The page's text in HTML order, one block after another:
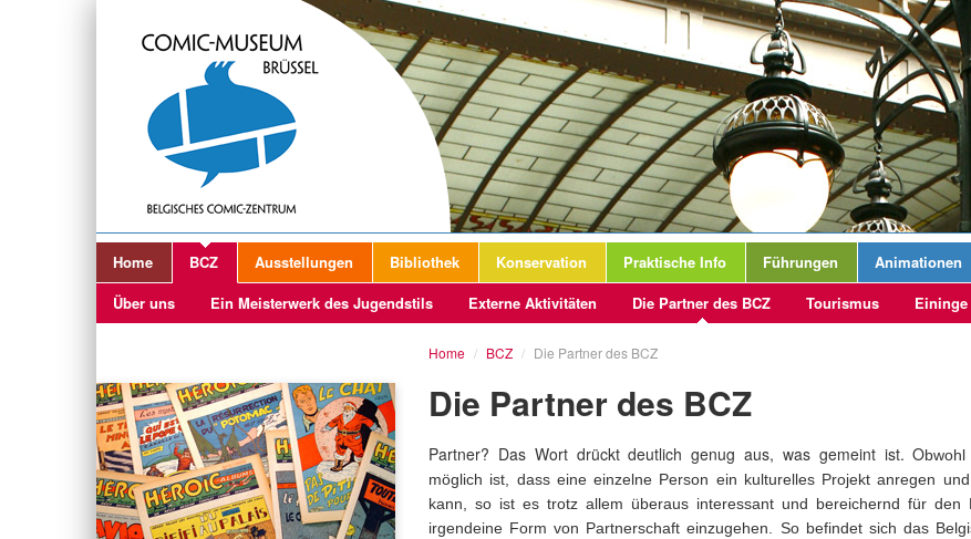
Home
BCZ
Über uns
Ein Meisterwerk des Jugendstils Externe Aktivitäten Die Partner des BCZ Tourismus
Ausstellungen Bibliothek Konservation Praktische Info Führungen Animationen
Home / BCZ / Die Partner des BCZ
Die Partner des BCZ
Partner? Das Wort drückt deutlich genug aus, was gemeint ist. O
möglich ist, dass eine einzelne Person ein kulturelles Projekt anregen
kann, so ist es trotz allem überaus interessant und bereichernd für den
irgendeine Form von Partnerschaft einzugehen. So befindet sich das